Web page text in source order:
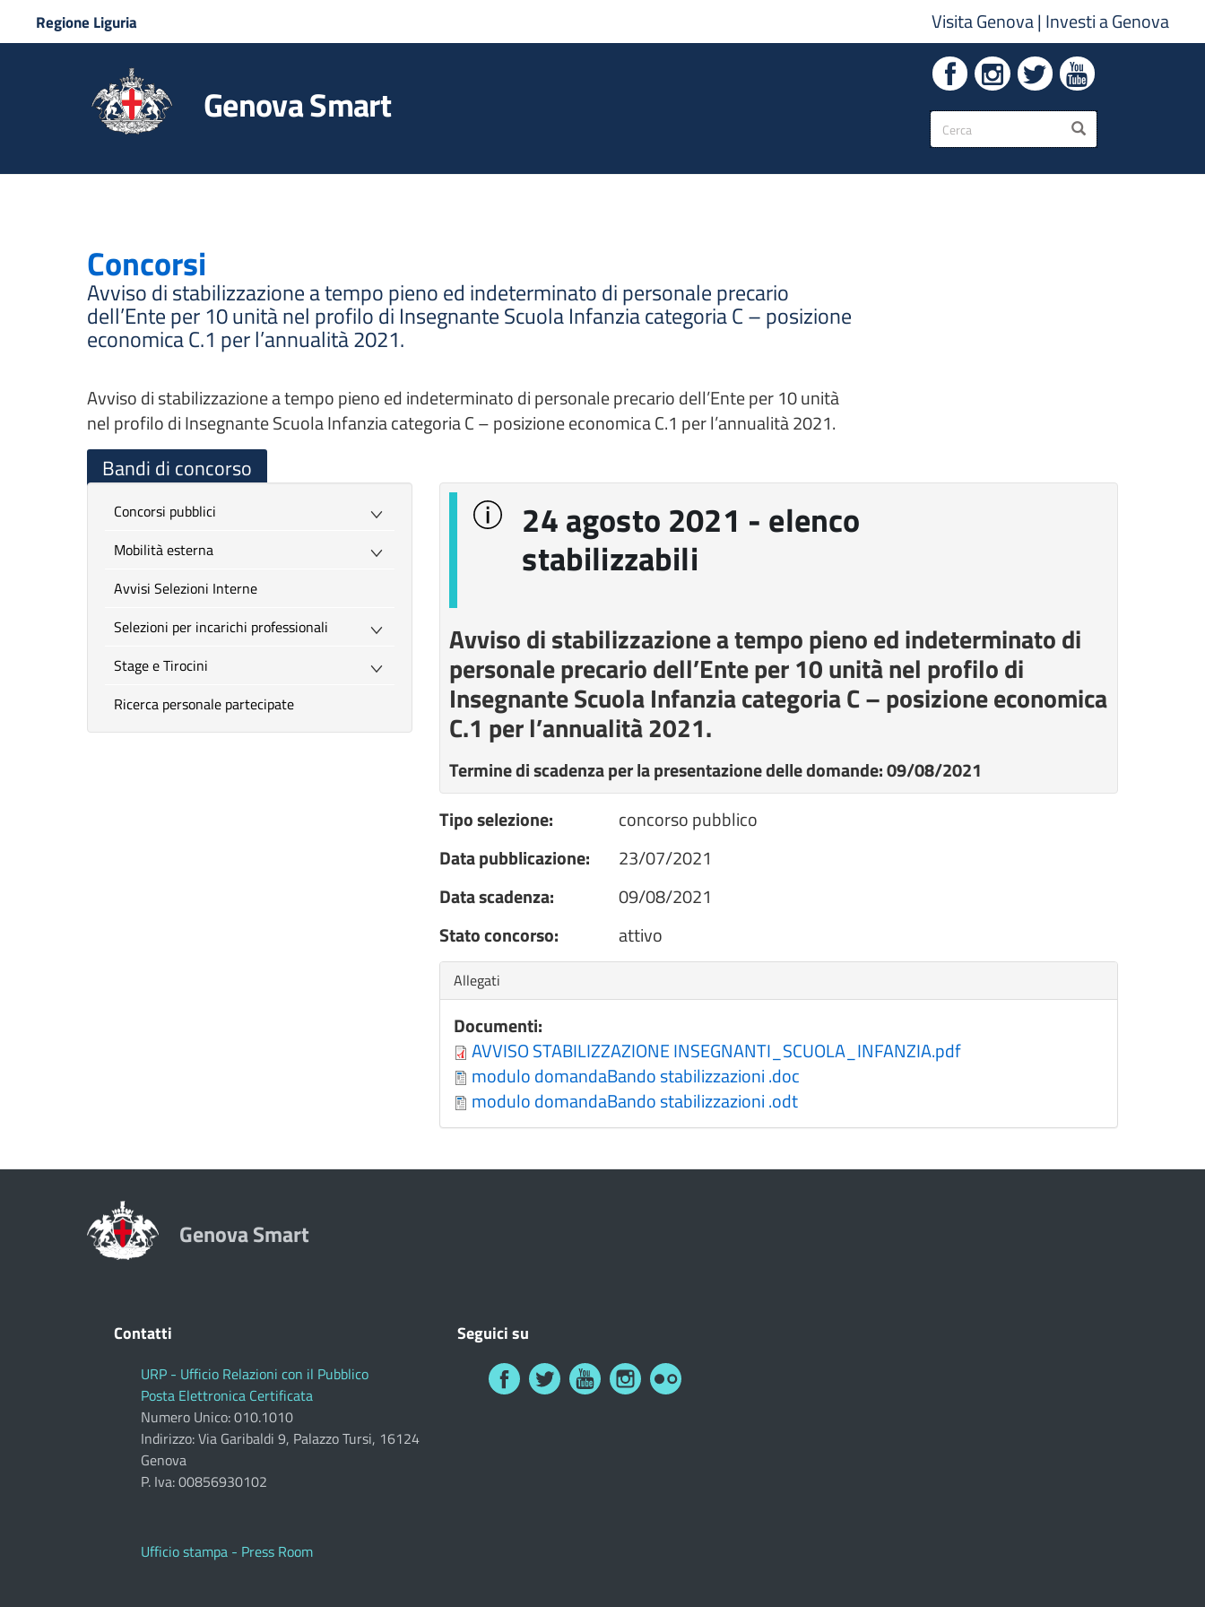
Regione Liguria Visita Genova| Investi a Genova
Genova Smart
Form
di
ricerca
CERCA
Concorsi
Avviso di stabilizzazione a tempo pieno ed indeterminato di personale precario
dell’Ente per 10 unità nel profilo di Insegnante Scuola Infanzia categoria C – posizione
economica C.1 per l’annualità 2021.
Avviso di stabilizzazione a tempo pieno ed indeterminato di personale precario dell’Ente per 10 unità
nel profilo di Insegnante Scuola Infanzia categoria C – posizione economica C.1 per l’annualità 2021.
Bandi di concorso
24 agosto 2021 - elenco
stabilizzabili
Avviso di stabilizzazione a tempo pieno ed indeterminato di
personale precario dell’Ente per 10 unità nel profilo di
Insegnante Scuola Infanzia categoria C – posizione economica
C.1 per l’annualità 2021.
Termine di scadenza per la presentazione delle domande: 09/08/2021
Tipo selezione:
concorso pubblico
Data pubblicazione:
23/07/2021
Data scadenza:
09/08/2021
Stato concorso:
attivo
Nascondi
Allegati
Documenti:
AVVISO STABILIZZAZIONE INSEGNANTI_SCUOLA_INFANZIA.pdf
modulo domandaBando stabilizzazioni .doc
modulo domandaBando stabilizzazioni .odt
Concorsi pubblici
Mobilità esterna
Avvisi Selezioni Interne
Selezioni per incarichi professionali
Stage e Tirocini
Ricerca personale partecipate
Genova Smart
Contatti
URP - Ufficio Relazioni con il Pubblico
Posta Elettronica Certificata
Numero Unico: 010.1010
Indirizzo: Via Garibaldi 9, Palazzo Tursi, 16124
Genova
P. Iva: 00856930102
Ufficio stampa - Press Room
Seguici su